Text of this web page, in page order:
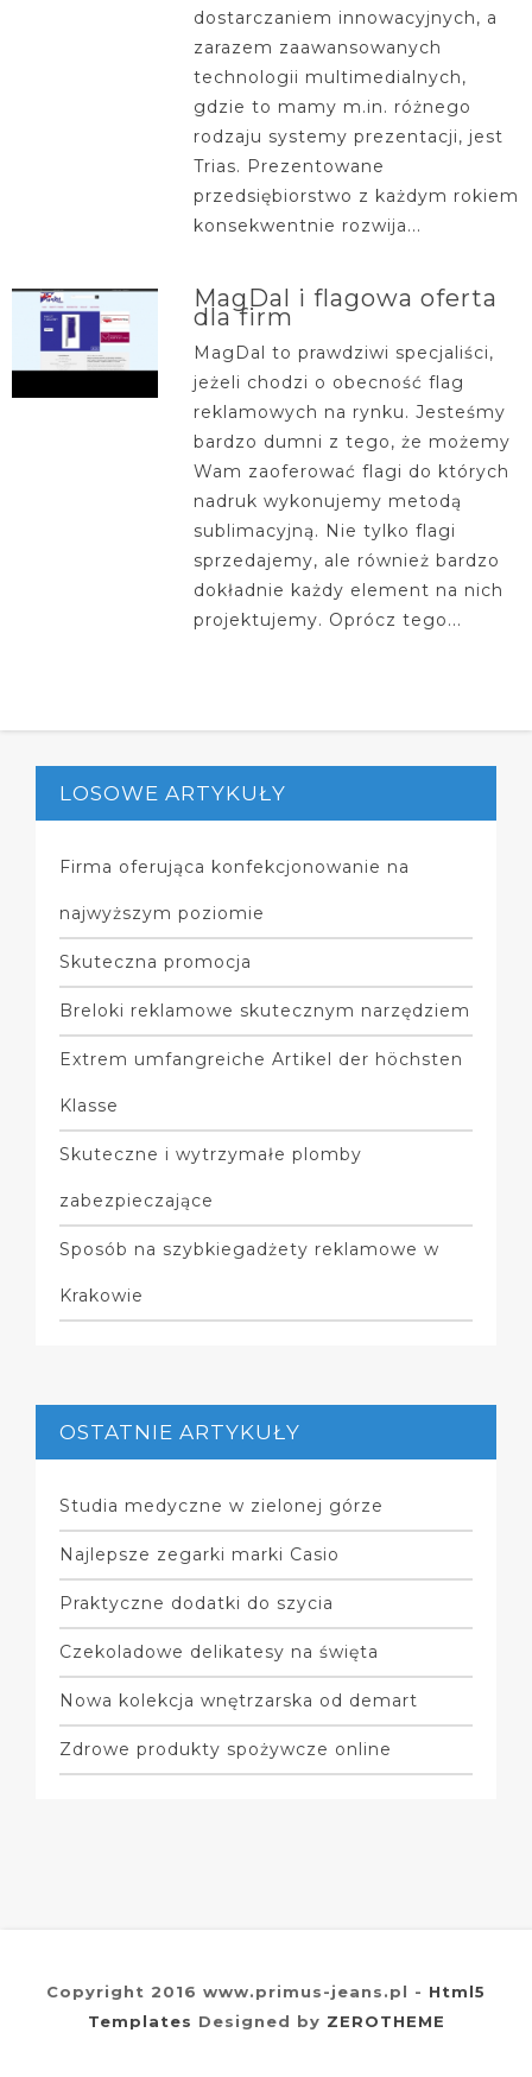
dostarczaniem innowacyjnych, a
zarazem zaawansowanych
technologii multimedialnych,
gdzie to mamy m.in. różnego
rodzaju systemy prezentacji, jest
Trias. Prezentowane
przedsiębiorstwo z każdym rokiem
konsekwentnie rozwija...
MagDal i flagowa oferta
dla firm
MagDal to prawdziwi specjaliści,
jeżeli chodzi o obecność flag
reklamowych na rynku. Jesteśmy
bardzo dumni z tego, że możemy
Wam zaoferować flagi do których
nadruk wykonujemy metodą
sublimacyjną. Nie tylko flagi
sprzedajemy, ale również bardzo
dokładnie każdy element na nich
projektujemy. Oprócz tego...
LOSOWE ARTYKUŁY
Firma oferująca konfekcjonowanie na
najwyższym poziomie
Skuteczna promocja
Breloki reklamowe skutecznym narzędziem
Extrem umfangreiche Artikel der höchsten
Klasse
Skuteczne i wytrzymałe plomby
zabezpieczające
Sposób na szybkiegadżety reklamowe w
Krakowie
OSTATNIE ARTYKUŁY
Studia medyczne w zielonej górze
Najlepsze zegarki marki Casio
Praktyczne dodatki do szycia
Czekoladowe delikatesy na święta
Nowa kolekcja wnętrzarska od demart
Zdrowe produkty spożywcze online
Copyright 2016 www.primus-jeans.pl - Html5
Templates Designed by ZEROTHEME